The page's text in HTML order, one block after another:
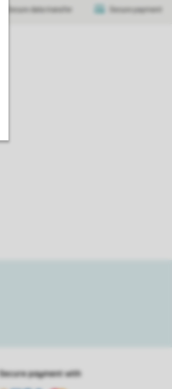
Secure data transfer Secure payment
Secure payment with